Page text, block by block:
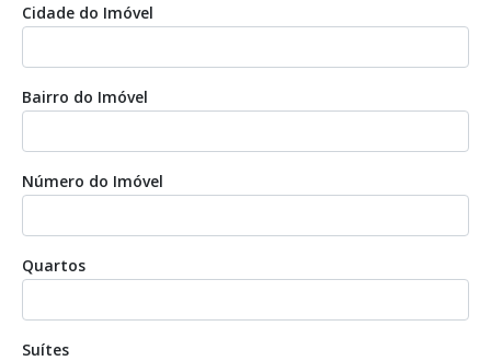
Cidade do Imóvel
Bairro do Imóvel
Número do Imóvel
Quartos
Suítes